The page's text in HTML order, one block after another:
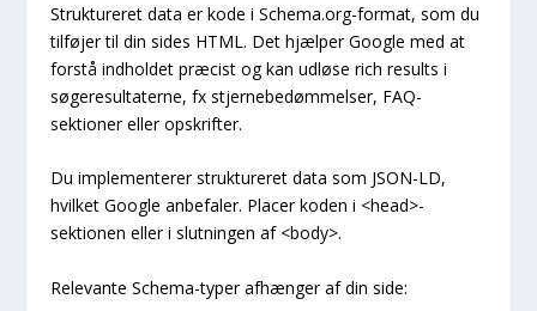
Struktureret data er kode i Schema.org-format, som du
tilføjer til din sides HTML. Det hjælper Google med at
forstå indholdet præcist og kan udløse rich results i
søgeresultaterne, fx stjernebedømmelser, FAQ-
sektioner eller opskrifter.
Du implementerer struktureret data som JSON-LD,
hvilket Google anbefaler. Placer koden i <head>-
sektionen eller i slutningen af <body>.
Relevante Schema-typer afhænger af din side: